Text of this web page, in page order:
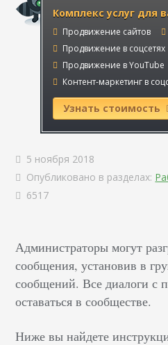
Комплекс услуг для
Продвижение сайтов
Продвижение в соцсетях
Продвижение в YouTube
Контент-маркетинг в
Узнать стоимость
5 ноября 2018
Опубликовано в разделах:
6517
Администраторы могут
сообщения, установив в
сообщений. Все диалоги с
оставаться в сообществе.
Ниже вы найдете